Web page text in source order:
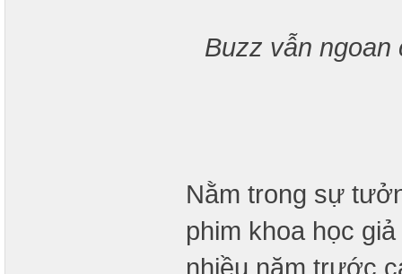
Buzz vẫn ngoan
Nằm trong sự
phim khoa học
nhiều năm trước